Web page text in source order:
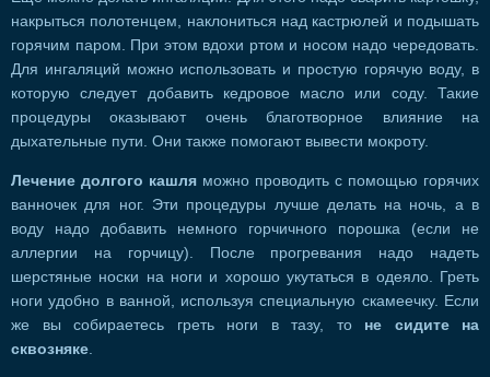
накрыться полотенцем, наклониться над кастрюлей и подышать
горячим паром. При этом вдохи ртом и носом надо чередовать.
Для ингаляций можно использовать и простую горячую воду, в
которую следует добавить кедровое масло или соду. Такие
процедуры оказывают очень благотворное влияние на
дыхательные пути. Они также помогают вывести мокроту.
Лечение долгого кашля можно проводить с помощью горячих
ванночек для ног. Эти процедуры лучше делать на ночь, а в
воду надо добавить немного горчичного порошка (если не
аллергии на горчицу). После прогревания надо надеть
шерстяные носки на ноги и хорошо укутаться в одеяло. Греть
ноги удобно в ванной, используя специальную скамеечку. Если
же вы собираетесь греть ноги в тазу, то не сидите на
сквозняке